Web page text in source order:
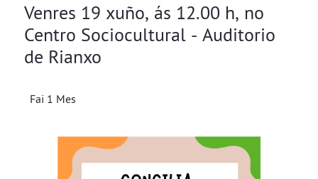
Venres 19 xuño, ás 12.00 h, no
Centro Sociocultural - Auditorio
de Rianxo
Fai 1 Mes